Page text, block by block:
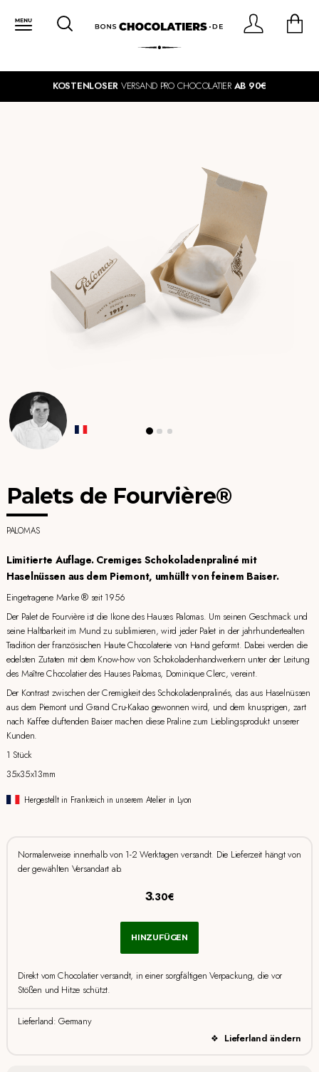
KOSTENLOSER VERSAND PRO CHOCOLATIER AB 90€
Palets de Fourvière®
PALOMAS
Limitierte Auflage. Cremiges Schokoladenpraliné mit
Haselnüssen aus dem Piemont, umhüllt von feinem Baiser.
Eingetragene Marke ® seit 1956
Der Palet de Fourvière ist die Ikone des Hauses Palomas. Um seinen Geschmack und
seine Haltbarkeit im Mund zu sublimieren, wird jeder Palet in der jahrhundertealten
Tradition der französischen Haute Chocolaterie von Hand geformt. Dabei werden die
edelsten Zutaten mit dem Know-how von Schokoladenhandwerkern unter der Leitung
des Maître Chocolatier des Hauses Palomas, Dominique Clerc, vereint.
Der Kontrast zwischen der Cremigkeit des Schokoladenpralinés, das aus Haselnüssen
aus dem Piemont und Grand Cru-Kakao gewonnen wird, und dem knusprigen, zart
nach Kaffee duftenden Baiser machen diese Praline zum Lieblingsprodukt unserer
Kunden.
1 Stück
35x35x13mm
Hergestellt in Frankreich in unserem Atelier in Lyon
Normalerweise innerhalb von 1-2 Werktagen versandt. Die Lieferzeit hängt von
der gewählten Versandart ab.
3.30€
HINZUFÜGEN
Direkt vom Chocolatier versandt, in einer sorgfältigen Verpackung, die vor
Stößen und Hitze schützt.
Lieferland: Germany
Lieferland ändern